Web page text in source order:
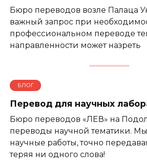
Бюро переводов возле Палаца
важный запрос при
профессиональном переводе
направленности может назреть
БЛОГ
Перевод для научных
Бюро переводов «ЛЕВ» на
переводы научной тематики.
научные работы, точно
теряя ни одного слова!